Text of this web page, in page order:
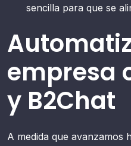
sencilla para que se
empresa
y B2Chat
A medida que avanzamos